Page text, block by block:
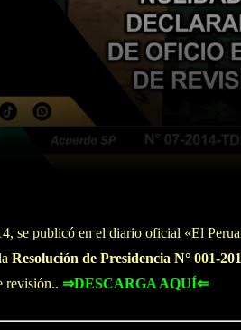
WhatsApp Linkedin
se publicó en el diario oficial «El
Resolución de Presidencia N° 001-
revisión.. ⇒DESCARGA AQUÍ⇐